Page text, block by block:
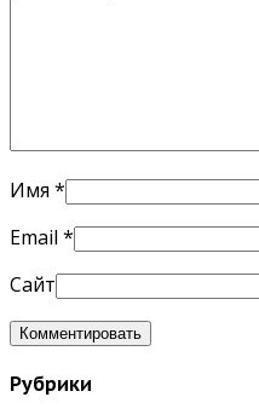
Имя *
Email *
Сайт
Рубрики